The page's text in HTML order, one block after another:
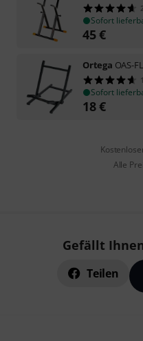
Sofort
45€
Ortega OAS-
Sofort
18€
Alle
Gefällt
Teilen